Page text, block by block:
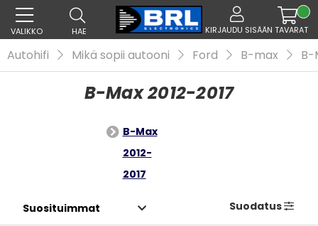
VALIKKO HAE KIRJAUDU SISÄÄN TAVARAT
Autohifi Mikä sopii autooni Ford B-max B-
B-Max 2012-2017
B-Max
2012-
2017
Suodatus